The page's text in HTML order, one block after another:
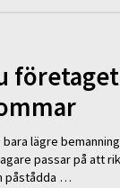
lägre
passar på att
påstådda …